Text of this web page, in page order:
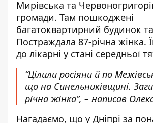
Мирівська та
громади. Там пошкоджені
багатоквартирний будинок
Постраждала 87-річна жінка.
до лікарні у стані середньої
“Цілили росіяни й по
що на Синельниківщині.
річна жінка”, – написав
Нагадаємо, що у Дніпрі за